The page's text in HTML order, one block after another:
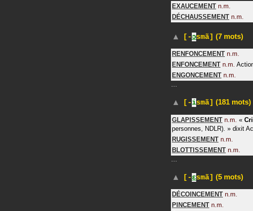
EXAUCEMENT n.m.
DÉCHAUSSEMENT n.m.
[-ɔsmã] (7 mots)
RENFONCEMENT n.m.
ENFONCEMENT n.m.
ENGONCEMENT n.m.
…
[-ismã] (181 mots)
GLAPISSEMENT n.m. « Cri
personnes, NDLR). » dixit
RUGISSEMENT n.m.
BLOTTISSEMENT n.m.
[-ɛsmã] (5 mots)
DÉCOINCEMENT n.m.
PINCEMENT n.m.